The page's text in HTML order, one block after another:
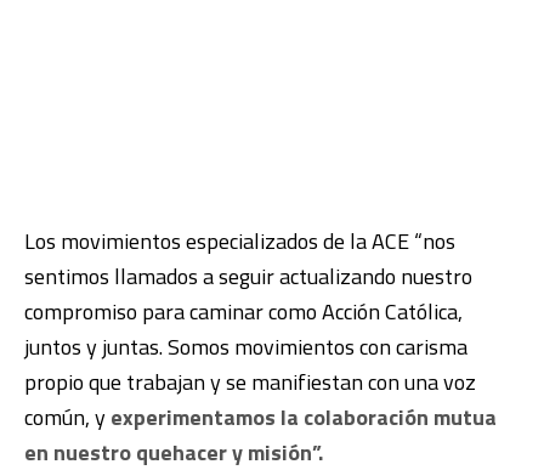
Los movimientos especializados de la ACE “nos
sentimos llamados a seguir actualizando nuestro
compromiso para caminar como Acción Católica,
juntos y juntas. Somos movimientos con carisma
propio que trabajan y se manifiestan con una voz
común, yexperimentamos la colaboración mutua
en nuestro quehacer y misión”.